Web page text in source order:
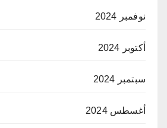
نوفمبر 2024
أكتوبر 2024
سبتمبر 2024
أغسطس 2024